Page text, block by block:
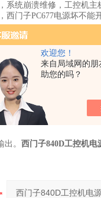
欢迎您！
来自局域网的
助您的吗？
系统崩溃维修，工控机
西门子PC677电源坏不
工控机主板维修范围：
决死机及开机无显示和开
如：LCD显示屏、键盘
程中出现的黑屏、花屏
报错。
定。
低。
。 西门子840D工控机电